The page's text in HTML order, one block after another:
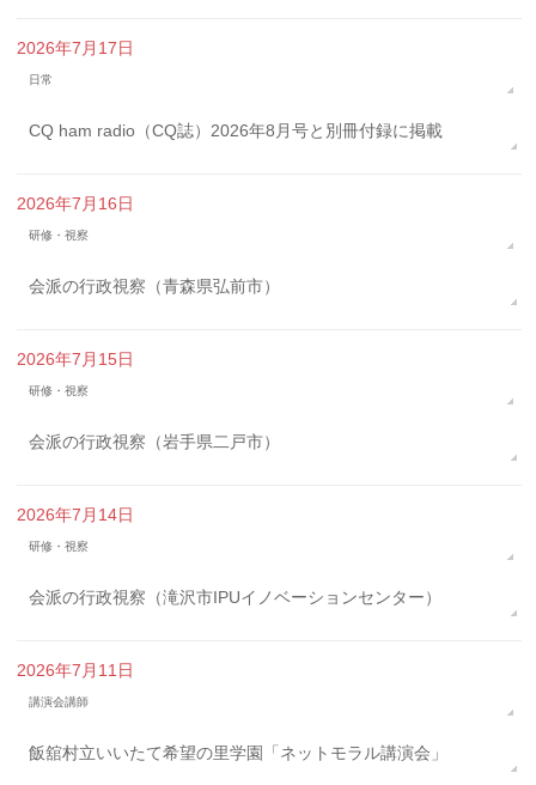
2026年7月17日
日常
CQ ham radio（CQ誌）2026年8月号と別冊付録に掲載
2026年7月16日
研修・視察
会派の行政視察（青森県弘前市）
2026年7月15日
研修・視察
会派の行政視察（岩手県二戸市）
2026年7月14日
研修・視察
会派の行政視察（滝沢市IPUイノベーションセンター）
2026年7月11日
講演会講師
飯舘村立いいたて希望の里学園「ネットモラル講演会」